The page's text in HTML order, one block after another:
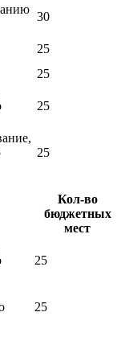
30
25
25
25
25
Кол-во
бюджетных
мест
25
25